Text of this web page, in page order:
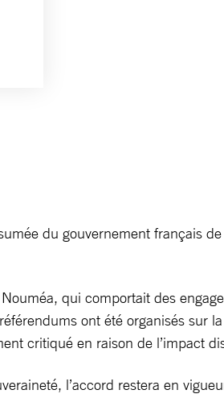
du gouvernement français
qui comportait des
ont été organisés sur
critiqué en raison de l’impact
l’accord restera en